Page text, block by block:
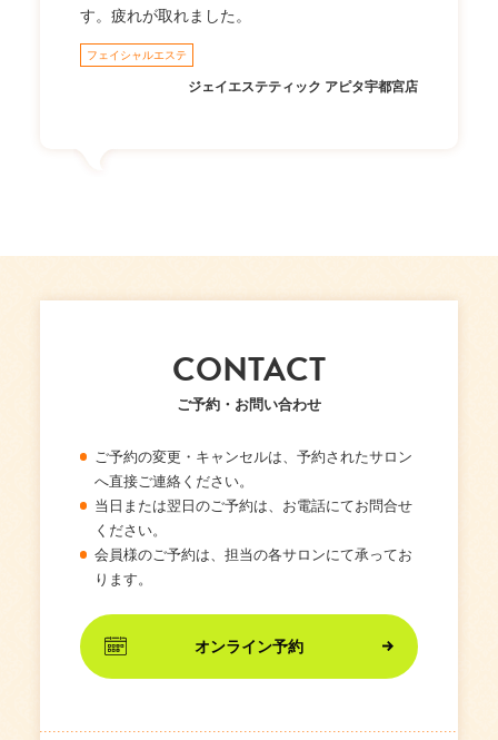
す。疲れが取れました。
フェイシャルエステ
ジェイエステティック アピタ宇都宮店
CONTACT
ご予約・お問い合わせ
ご予約の変更・キャンセルは、予約されたサロン
へ直接ご連絡ください。
当日または翌日のご予約は、お電話にてお問合せ
ください。
会員様のご予約は、担当の各サロンにて承ってお
ります。
オンライン予約